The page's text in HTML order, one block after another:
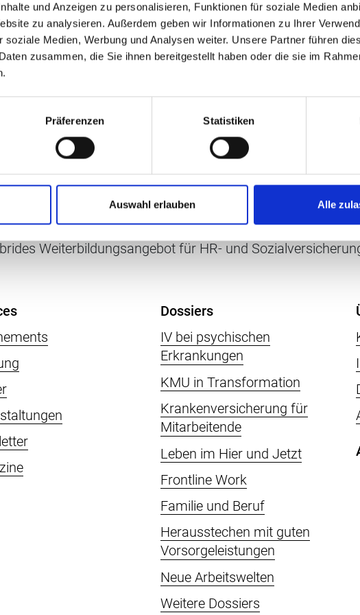
und Anzeigen zu personalisieren, Funktionen für soziale Medien
zu analysieren. Außerdem geben wir Informationen zu Ihrer
soziale Medien, Werbung und Analysen weiter. Unsere Partner führen
zusammen, die Sie ihnen bereitgestellt haben oder die sie im
Präferenzen Statistiken
Auswahl erlauben Alle
Begleiterin, Ratgeberin und Inspiratorin für Menschen, die
Weiterbildungsangebot für HR- und
Dossiers
IV bei psychischen
Erkrankungen
KMU in Transformation
Krankenversicherung für
Mitarbeitende
Leben im Hier und Jetzt
Frontline Work
Familie und Beruf
Herausstechen mit guten
Vorsorgeleistungen
Neue Arbeitswelten
Weitere Dossiers